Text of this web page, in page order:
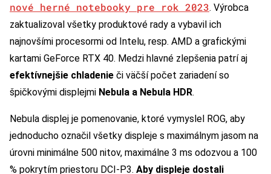
nové herné notebooky pre rok 2023. Výrobca
zaktualizoval všetky produktové rady a vybavil ich
najnovšími procesormi od Intelu, resp. AMD a grafickými
kartami GeForce RTX 40. Medzi hlavné zlepšenia patrí aj
efektívnejšie chladenie či väčší počet zariadení so
špičkovými displejmi Nebula a Nebula HDR.
Nebula displej je pomenovanie, ktoré vymyslel ROG, aby
jednoducho označil všetky displeje s maximálnym jasom na
úrovni minimálne 500 nitov, maximálne 3 ms odozvou a 100
% pokrytím priestoru DCI-P3. Aby displeje dostali